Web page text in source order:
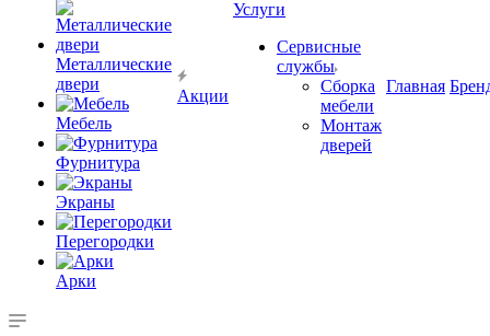
Металлические
двери
Мебель
Фурнитура
Экраны
Перегородки
Арки
Акции
Услуги
Сервисные
службы
Сборка
мебели
Монтаж
дверей
Главная